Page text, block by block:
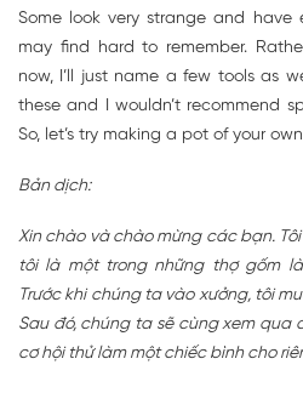
Some look very strange and have
may find hard to remember.
now, I’ll just name a few tools as
these and I wouldn’t recommend
So, let’s try making a pot of your
Bản dịch:
Xin chào và chào mừng các bạn.
tôi là một trong những thợ gốm
Trước khi chúng ta vào xưởng, tôi
Sau đó, chúng ta sẽ cùng xem
cơ hội thử làm một chiếc bình cho